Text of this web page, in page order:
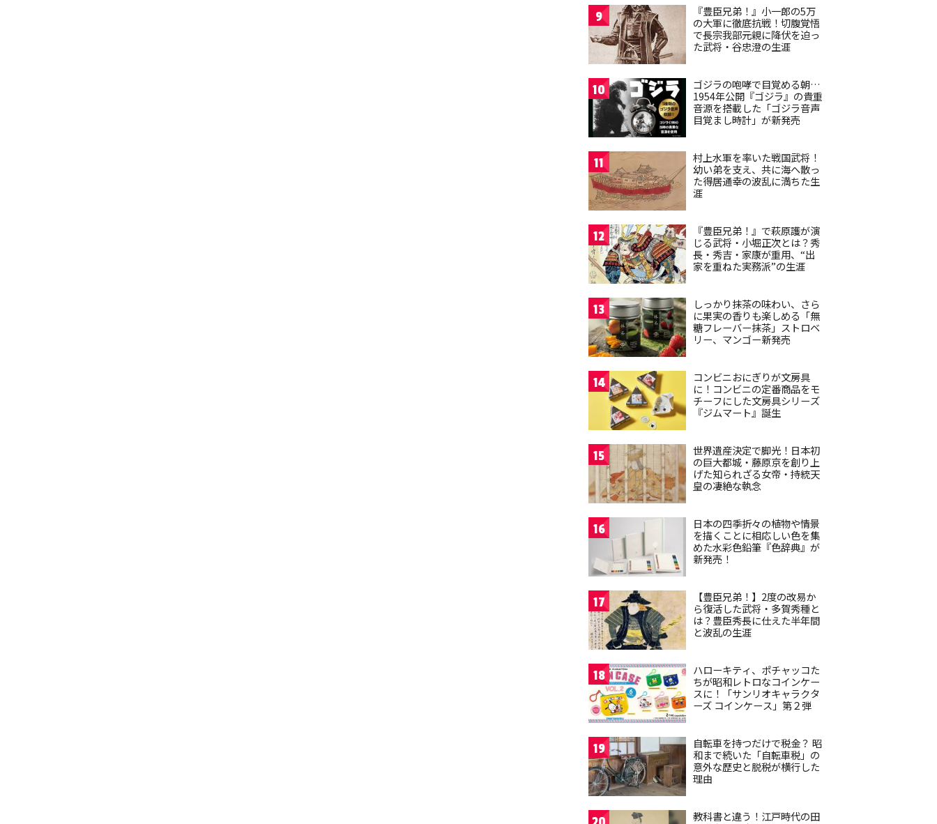
9
『豊臣兄弟！』小一郎の5万
の大軍に徹底抗戦！切腹覚悟
で長宗我部元親に降伏を迫っ
た武将・谷忠澄の生涯
10
ゴジラの咆哮で目覚める朝…
1954年公開『ゴジラ』の貴重
音源を搭載した「ゴジラ音声
目覚まし時計」が新発売
11
村上水軍を率いた戦国武将！
幼い弟を支え、共に海へ散っ
た得居通幸の波乱に満ちた生
涯
12
『豊臣兄弟！』で萩原護が演
じる武将・小堀正次とは？秀
長・秀吉・家康が重用、“出
家を重ねた実務派”の生涯
13
しっかり抹茶の味わい、さら
に果実の香りも楽しめる「無
糖フレーバー抹茶」ストロベ
リー、マンゴー新発売
14
コンビニおにぎりが文房具
に！コンビニの定番商品をモ
チーフにした文房具シリーズ
『ジムマート』誕生
15
世界遺産決定で脚光！日本初
の巨大都城・藤原京を創り上
げた知られざる女帝・持統天
皇の凄絶な執念
16
日本の四季折々の植物や情景
を描くことに相応しい色を集
めた水彩色鉛筆『色辞典』が
新発売！
17
【豊臣兄弟！】2度の改易か
ら復活した武将・多賀秀種と
は？豊臣秀長に仕えた半年間
と波乱の生涯
18
ハローキティ、ポチャッコた
ちが昭和レトロなコインケー
スに！「サンリオキャラクタ
ーズ コインケース」第２弾
19
自転車を持つだけで税金？ 昭
和まで続いた「自転車税」の
意外な歴史と脱税が横行した
理由
教科書と違う！江戸時代の田